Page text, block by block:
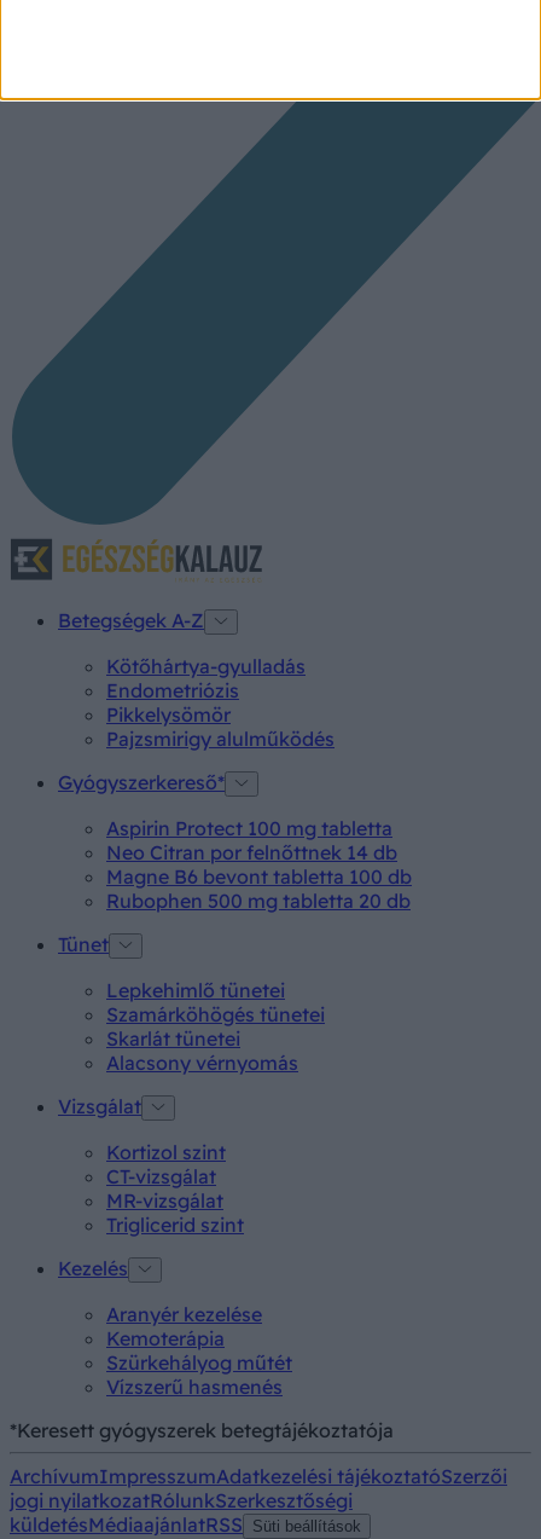
Betegségek A-Z
Kötőhártya-gyulladás
Endometriózis
Pikkelysömör
Pajzsmirigy alulműködés
Gyógyszerkereső*
Aspirin Protect 100 mg tabletta
Neo Citran por felnőttnek 14 db
Magne B6 bevont tabletta 100 db
Rubophen 500 mg tabletta 20 db
Tünet
Lepkehimlő tünetei
Szamárköhögés tünetei
Skarlát tünetei
Alacsony vérnyomás
Vizsgálat
Kortizol szint
CT-vizsgálat
MR-vizsgálat
Triglicerid szint
Kezelés
Aranyér kezelése
Kemoterápia
Szürkehályog műtét
Vízszerű hasmenés
*Keresett gyógyszerek betegtájékoztatója
ArchívumImpresszumAdatkezelési tájékoztatóSzerzői
jogi nyilatkozatRólunkSzerkesztőségi
küldetésMédiaajánlatRSS Süti beállítások